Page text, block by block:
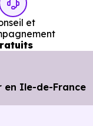
et
en Ile-de-France